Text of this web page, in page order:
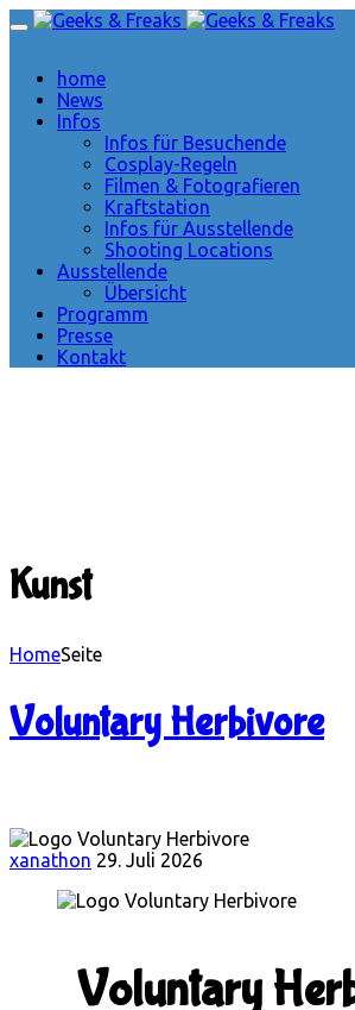
home
News
Infos
Infos für Besuchende
Cosplay-Regeln
Filmen & Fotografieren
Kraftstation
Infos für Ausstellende
Shooting Locations
Ausstellende
Übersicht
Programm
Presse
Kontakt
Kunst
HomeSeite
Voluntary Herbivore
xanathon 29. Juli 2026
Voluntary